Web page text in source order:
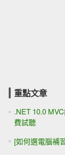
重點文章
.NET 10.0
費試聽
[如何選電腦補